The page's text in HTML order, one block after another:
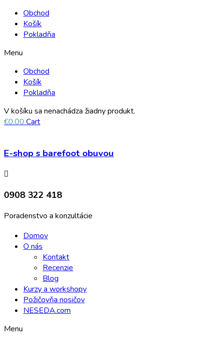
Obchod
Košík
Pokladňa
Menu
Obchod
Košík
Pokladňa
V košíku sa nenachádza žiadny produkt.
€0.00 Cart
E-shop s barefoot obuvou
0908 322 418
Poradenstvo a konzultácie
Domov
O nás
Kontakt
Recenzie
Blog
Kurzy a workshopy
Požičovňa nosičov
NESEDA.com
Menu